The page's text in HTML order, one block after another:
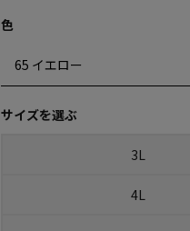
色
サイズを選ぶ
3L
4L